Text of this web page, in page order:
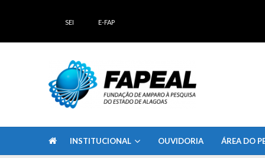
SEI E-FAP
INSTITUCIONAL OUVIDORIA ÁREA DO